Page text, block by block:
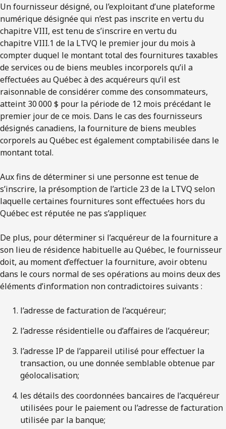
Un fournisseur désigné, ou l’exploitant d’une plateforme
numérique désignée qui n’est pas inscrite en vertu du
chapitre VIII, est tenu de s’inscrire en vertu du
chapitre VIII.1 de la LTVQ le premier jour du mois à
compter duquel le montant total des fournitures taxables
de services ou de biens meubles incorporels qu’il a
effectuées au Québec à des acquéreurs qu’il est
raisonnable de considérer comme des consommateurs,
atteint 30 000 $ pour la période de 12 mois précédant le
premier jour de ce mois. Dans le cas des fournisseurs
désignés canadiens, la fourniture de biens meubles
corporels au Québec est également comptabilisée dans le
montant total.
Aux fins de déterminer si une personne est tenue de
s’inscrire, la présomption de l’article 23 de la LTVQ selon
laquelle certaines fournitures sont effectuées hors du
Québec est réputée ne pas s’appliquer.
De plus, pour déterminer si l’acquéreur de la fourniture a
son lieu de résidence habituelle au Québec, le fournisseur
doit, au moment d’effectuer la fourniture, avoir obtenu
dans le cours normal de ses opérations au moins deux des
éléments d’information non contradictoires suivants :
l’adresse de facturation de l’acquéreur;
l’adresse résidentielle ou d’affaires de l’acquéreur;
l’adresse IP de l’appareil utilisé pour effectuer la
transaction, ou une donnée semblable obtenue par
géolocalisation;
les détails des coordonnées bancaires de l’acquéreur
utilisées pour le paiement ou l’adresse de facturation
utilisée par la banque;